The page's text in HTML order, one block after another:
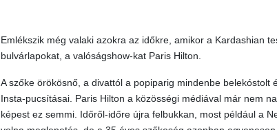
Emlékszik még valaki azokra az időkre, amikor a Kardashian
bulvárlapokat, a valóságshow-kat Paris Hilton.
A szőke örökösnő, a divattól a popiparig mindenbe
Insta-pucsításai. Paris Hilton a közösségi médiával már nem
képest ez semmi. Időről-időre újra felbukkan, most például a